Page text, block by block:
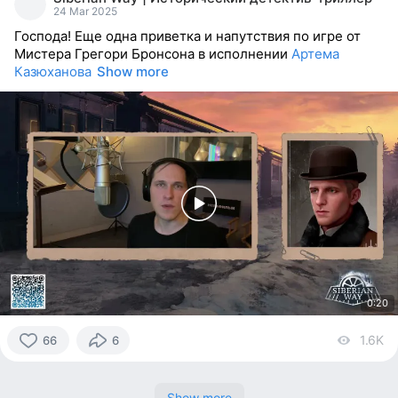
24 Mar 2025
Господа! Еще одна приветка и напутствия по игре от
Мистера Грегори Бронсона в исполнении Артема
Казюханова Show more
0:20
66 6 1.6K